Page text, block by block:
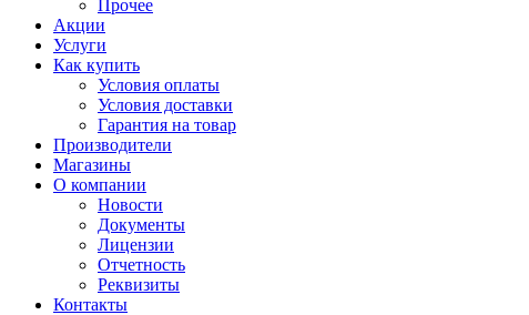
Прочее
Акции
Услуги
Как купить
Условия оплаты
Условия доставки
Гарантия на товар
Производители
Магазины
О компании
Новости
Документы
Лицензии
Отчетность
Реквизиты
Контакты